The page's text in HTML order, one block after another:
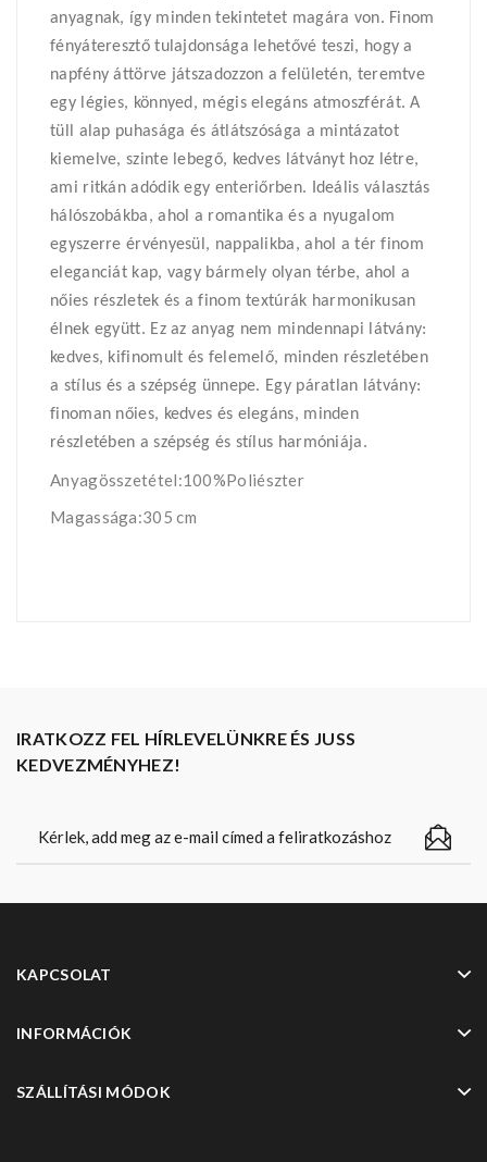
anyagnak, így minden tekintetet magára von. Finom
fényáteresztő tulajdonsága lehetővé teszi, hogy a
napfény áttörve játszadozzon a felületén, teremtve
egy légies, könnyed, mégis elegáns atmoszférát. A
tüll alap puhasága és átlátszósága a mintázatot
kiemelve, szinte lebegő, kedves látványt hoz létre,
ami ritkán adódik egy enteriőrben. Ideális választás
hálószobákba, ahol a romantika és a nyugalom
egyszerre érvényesül, nappalikba, ahol a tér finom
eleganciát kap, vagy bármely olyan térbe, ahol a
nőies részletek és a finom textúrák harmonikusan
élnek együtt. Ez az anyag nem mindennapi látvány:
kedves, kifinomult és felemelő, minden részletében
a stílus és a szépség ünnepe. Egy páratlan látvány:
finoman nőies, kedves és elegáns, minden
részletében a szépség és stílus harmóniája.
Anyagösszetétel:100%Poliészter
Magassága:305 cm
IRATKOZZ FEL HÍRLEVELÜNKRE ÉS JUSS
KEDVEZMÉNYHEZ!
KAPCSOLAT
INFORMÁCIÓK
SZÁLLÍTÁSI MÓDOK